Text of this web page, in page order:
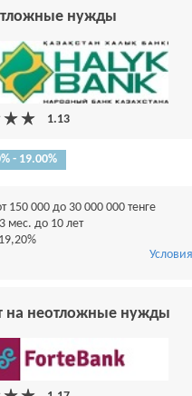
нужды
- 19.00%
150 000 до 30 000 000 тенге
мес. до 10 лет
на неотложные нужды